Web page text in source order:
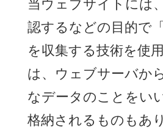
当ウェブサイトには
認するなどの目的で
を収集する技術を使
は、ウェブサーバか
なデータのことをい
格納されるものもあ